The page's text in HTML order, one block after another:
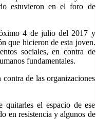
estuvieron en el foro de
4 de julio del 2017 y
que hicieron de esta joven.
sociales, en contra de
fundamentales.
de las organizaciones
quitarles el espacio de ese
en resistencia y algunos de